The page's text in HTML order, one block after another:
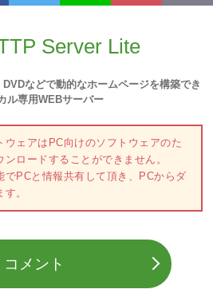
Server Lite
などで動的なホームページを構築でき
ル専用WEBサーバー
ウェアはPC向けのソフトウェアのた
ロードすることができません。
でPCと情報共有して頂き、PCからダ
。
コメント